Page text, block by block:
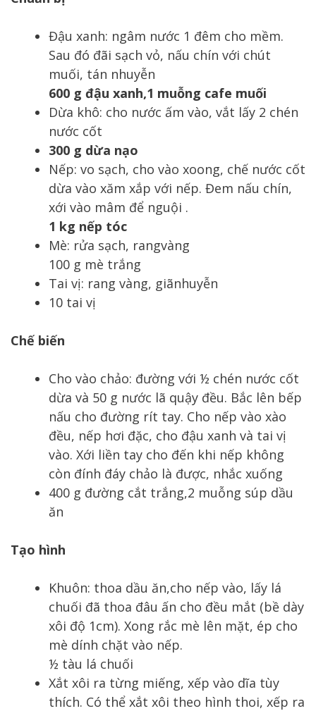
Đậu xanh: ngâm nước 1 đêm cho mềm.
Sau đó đãi sạch vỏ, nấu chín với chút
muối, tán nhuyễn
600 g đậu xanh,1 muỗng cafe muối
Dừa khô: cho nước ấm vào, vắt lấy 2 chén
nước cốt
300 g dừa nạo
Nếp: vo sạch, cho vào xoong, chế nước cốt
dừa vào xăm xắp với nếp. Đem nấu chín,
xới vào mâm để nguội .
1 kg nếp tóc
Mè: rửa sạch, rangvàng
100 g mè trắng
Tai vị: rang vàng, giãnhuyễn
10 tai vị
Chế biến
Cho vào chảo: đường với ½ chén nước cốt
dừa và 50 g nước lã quậy đều. Bắc lên bếp
nấu cho đường rít tay. Cho nếp vào xào
đều, nếp hơi đặc, cho đậu xanh và tai vị
vào. Xới liền tay cho đến khi nếp không
còn đính đáy chảo là được, nhắc xuống
400 g đường cắt trắng,2 muỗng súp dầu
ăn
Tạo hình
Khuôn: thoa dầu ăn,cho nếp vào, lấy lá
chuối đã thoa đâu ấn cho đều mắt (bề dày
xôi độ 1cm). Xong rắc mè lên mặt, ép cho
mè dính chặt vào nếp.
½ tàu lá chuối
Xắt xôi ra từng miếng, xếp vào dĩa tùy
thích. Có thể xắt xôi theo hình thoi, xếp ra